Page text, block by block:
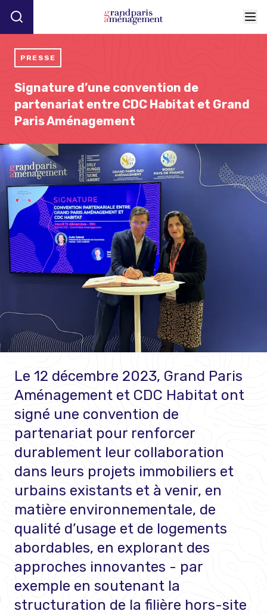
PRESSE
Signature d’une convention de
partenariat entre CDC Habitat et Grand
Paris Aménagement
Le 12 décembre 2023, Grand Paris
Aménagement et CDC Habitat ont
signé une convention de
partenariat pour renforcer
durablement leur collaboration
dans leurs projets immobiliers et
urbains existants et à venir, en
matière environnementale, de
qualité d’usage et de logements
abordables, en explorant des
approches innovantes - par
exemple en soutenant la
structuration de la filière hors-site